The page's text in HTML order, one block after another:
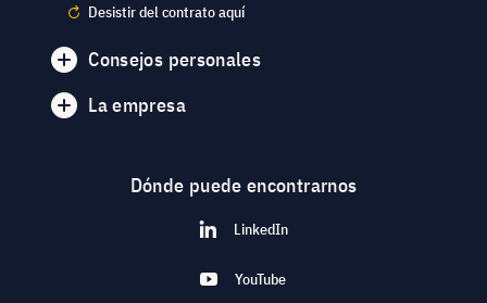
Desistir del contrato aquí
Consejos personales
La empresa
Dónde puede encontrarnos
LinkedIn
YouTube